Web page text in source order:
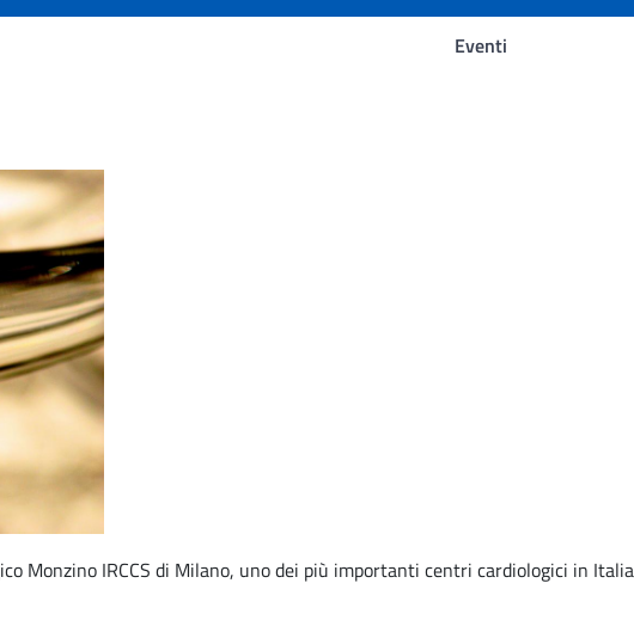
Eventi
Monzino IRCCS di Milano, uno dei più importanti centri cardiologici in Italia